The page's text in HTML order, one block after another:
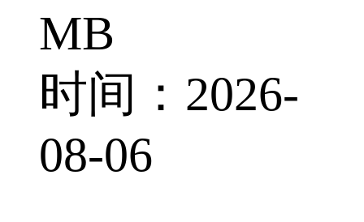
MB
时间：2026-
08-06